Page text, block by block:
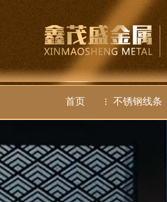
首页 不锈钢线条